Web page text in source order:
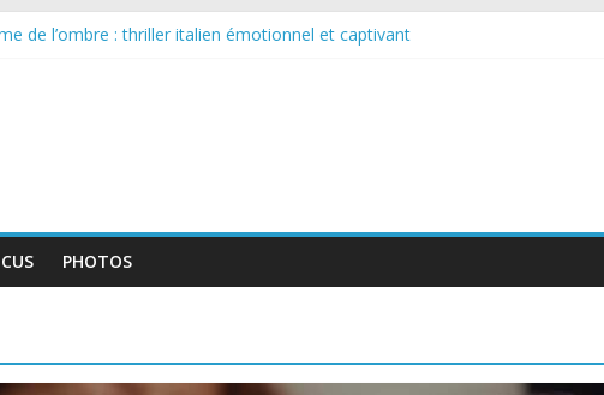
de l’ombre : thriller italien émotionnel et captivant
PHOTOS